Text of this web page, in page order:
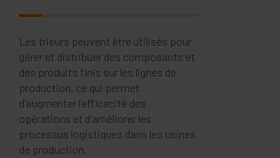
Les trieurs peuvent être utilisés pour
gérer et distribuer des composants et
des produits finis sur les lignes de
production, ce qui permet
d’augmenter l’efficacité des
opérations et d’améliorer les
processus logistiques dans les usines
de production.